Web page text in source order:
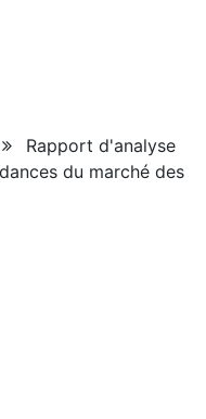
Rapport d'analyse
du marché des